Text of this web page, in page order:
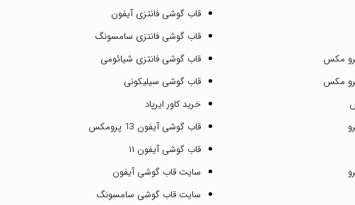
قاب گوشی فانتزی آیفون
قاب گوشی فانتزی سامسونگ
قاب گوشی فانتزی شیائومی
قاب گوشی سیلیکونی
خرید کاور ایرپاد
قاب گوشی آیفون 13 پرومکس
قاب گوشی آیفون ۱۱
سایت قاب گوشی آیفون
سایت قاب گوشی سامسونگ